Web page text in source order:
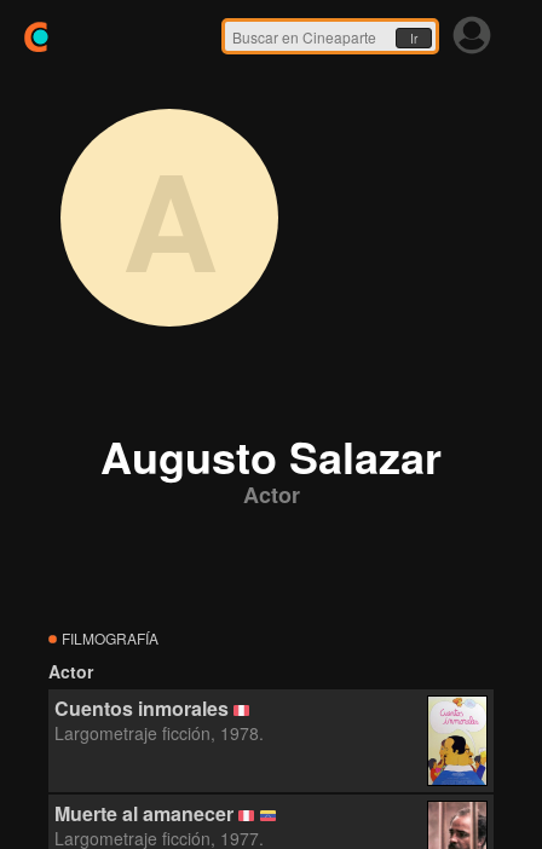
Ir
A
Augusto Salazar
Actor
FILMOGRAFÍA
Actor
Cuentos inmorales
Largometraje ficción, 1978.
Muerte al amanecer
Largometraje ficción, 1977.